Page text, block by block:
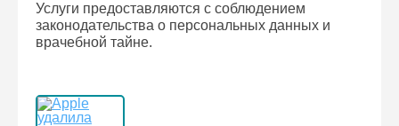
Услуги предоставляются с соблюдением
законодательства о персональных данных и
врачебной тайне.